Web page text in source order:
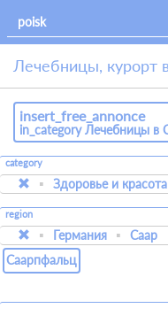
Лечебницы, курорт
insert_free_annonce
in_category Лечебницы в
category
Здоровье и красота
region
Германия
Саар
Саарпфальц